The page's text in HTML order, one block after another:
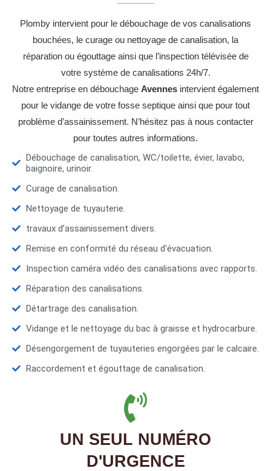
Plomby intervient pour le débouchage de vos canalisations
bouchées, le curage ou nettoyage de canalisation, la
réparation ou égouttage ainsi que l’inspection télévisée de
votre système de canalisations 24h/7.
Notre entreprise en débouchage Avennes intervient également
pour le vidange de votre fosse septique ainsi que pour tout
problème d’assainissement. N’hésitez pas à nous contacter
pour toutes autres informations.
Débouchage de canalisation, WC/toilette, évier, lavabo,
baignoire, urinoir.
Curage de canalisation.
Nettoyage de tuyauterie.
travaux d’assainissement divers.
Remise en conformité du réseau d'évacuation.
Inspection caméra vidéo des canalisations avec rapports.
Réparation des canalisations.
Détartrage des canalisation.
Vidange et le nettoyage du bac à graisse et hydrocarbure.
Désengorgement de tuyauteries engorgées par le calcaire.
Raccordement et égouttage de canalisation.
UN SEUL NUMÉRO
D'URGENCE